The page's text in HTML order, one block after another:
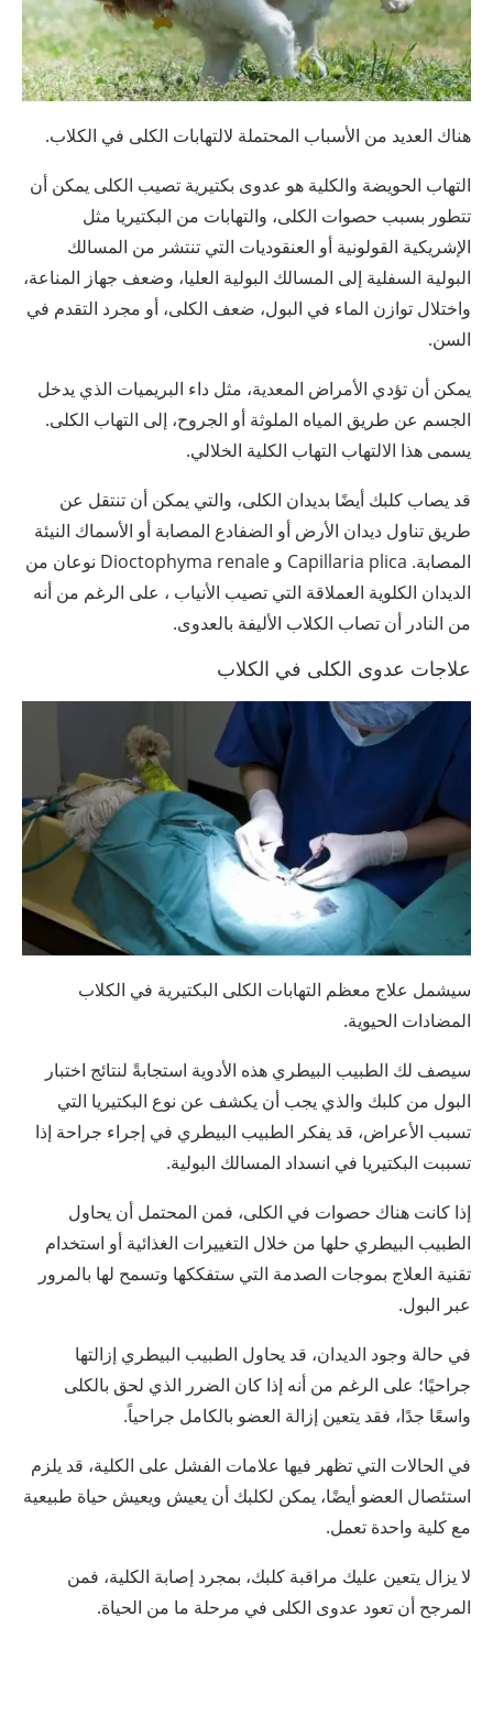
هناك العديد من الأسباب المحتملة لالتهابات الكلى في الكلاب.
التهاب الحويضة والكلية هو عدوى بكتيرية تصيب الكلى يمكن أن
تتطور بسبب حصوات الكلى، والتهابات من البكتيريا مثل
الإشريكية القولونية أو العنقوديات التي تنتشر من المسالك
البولية السفلية إلى المسالك البولية العليا، وضعف جهاز المناعة،
واختلال توازن الماء في البول، ضعف الكلى، أو مجرد التقدم في
السن.
يمكن أن تؤدي الأمراض المعدية، مثل داء البريميات الذي يدخل
الجسم عن طريق المياه الملوثة أو الجروح، إلى التهاب الكلى.
يسمى هذا الالتهاب التهاب الكلية الخلالي.
قد يصاب كلبك أيضًا بديدان الكلى، والتي يمكن أن تنتقل عن
طريق تناول ديدان الأرض أو الضفادع المصابة أو الأسماك النيئة
المصابة. Capillaria plica و Dioctophyma renale نوعان من
الديدان الكلوية العملاقة التي تصيب الأنياب ، على الرغم من أنه
من النادر أن تصاب الكلاب الأليفة بالعدوى.
علاجات عدوى الكلى في الكلاب
سيشمل علاج معظم التهابات الكلى البكتيرية في الكلاب
المضادات الحيوية.
سيصف لك الطبيب البيطري هذه الأدوية استجابةً لنتائج اختبار
البول من كلبك والذي يجب أن يكشف عن نوع البكتيريا التي
تسبب الأعراض، قد يفكر الطبيب البيطري في إجراء جراحة إذا
تسببت البكتيريا في انسداد المسالك البولية.
إذا كانت هناك حصوات في الكلى، فمن المحتمل أن يحاول
الطبيب البيطري حلها من خلال التغييرات الغذائية أو استخدام
تقنية العلاج بموجات الصدمة التي ستفككها وتسمح لها بالمرور
عبر البول.
في حالة وجود الديدان، قد يحاول الطبيب البيطري إزالتها
جراحيًا؛ على الرغم من أنه إذا كان الضرر الذي لحق بالكلى
واسعًا جدًا، فقد يتعين إزالة العضو بالكامل جراحياً.
في الحالات التي تظهر فيها علامات الفشل على الكلية، قد يلزم
استئصال العضو أيضًا، يمكن لكلبك أن يعيش ويعيش حياة طبيعية
مع كلية واحدة تعمل.
لا يزال يتعين عليك مراقبة كلبك، بمجرد إصابة الكلية، فمن
المرجح أن تعود عدوى الكلى في مرحلة ما من الحياة.